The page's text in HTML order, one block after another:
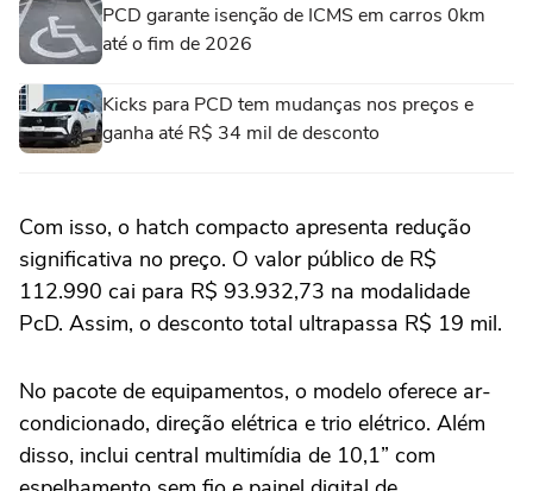
PCD garante isenção de ICMS em carros 0km
até o fim de 2026
Kicks para PCD tem mudanças nos preços e
ganha até R$ 34 mil de desconto
Com isso, o hatch compacto apresenta redução
significativa no preço. O valor público de R$
112.990 cai para R$ 93.932,73 na modalidade
PcD. Assim, o desconto total ultrapassa R$ 19 mil.
No pacote de equipamentos, o modelo oferece ar-
condicionado, direção elétrica e trio elétrico. Além
disso, inclui central multimídia de 10,1” com